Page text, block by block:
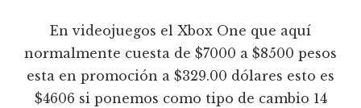
En videojuegos el Xbox One que aquí
normalmente cuesta de $7000 a $8500 pesos
esta en promoción a $329.00 dólares esto es
$4606 si ponemos como tipo de cambio 14